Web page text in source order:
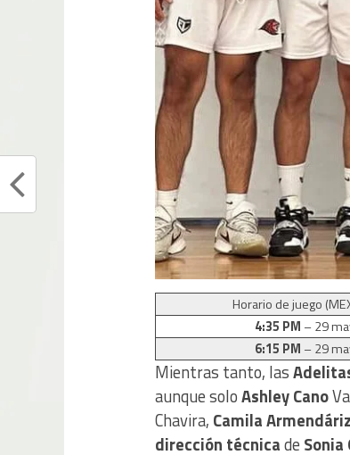
Horario de juego
4:35 PM – 29
6:15 PM – 29
Mientras tanto, las
aunque soloAshley Cano
Chavira, Camila Armendáriz
dirección técnicade Sonia